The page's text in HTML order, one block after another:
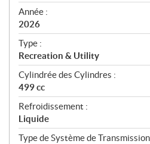
f
i
c
a
t
i
o
n
s
Année :
2026
Type :
Recreation & Utility
Cylindrée des Cylindres :
499 cc
Refroidissement :
Liquide
Type de Système de